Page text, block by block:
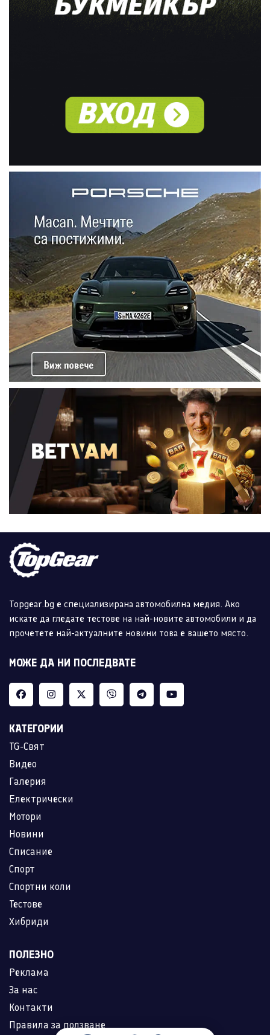
Topgear.bg е специализирана автомобилна медия. Ако
искате да гледате тестове на най-новите автомобили и да
прочетете най-актуалните новини това е вашето място.
МОЖЕ ДА НИ ПОСЛЕДВАТЕ
КАТЕГОРИИ
TG-Свят
Видео
Галерия
Електрически
Мотори
Новини
Списание
Спорт
Спортни коли
Тестове
Хибриди
ПОЛЕЗНО
Реклама
За нас
Контакти
Правила за ползване